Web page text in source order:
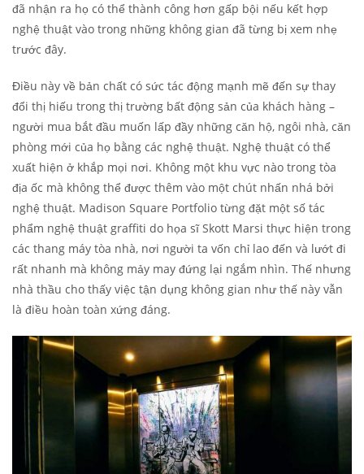
đã nhận ra họ có thể thành công hơn gấp bội nếu kết hợp
nghệ thuật vào trong những không gian đã từng bị xem nhẹ
trước đây.
Điều này về bản chất có sức tác động mạnh mẽ đến sự thay
đổi thị hiếu trong thị trường bất động sản của khách hàng –
người mua bắt đầu muốn lấp đầy những căn hộ, ngôi nhà, căn
phòng mới của họ bằng các nghệ thuật. Nghệ thuật có thể
xuất hiện ở khắp mọi nơi. Không một khu vực nào trong tòa
địa ốc mà không thể được thêm vào một chút nhấn nhá bởi
nghệ thuật. Madison Square Portfolio từng đặt một số tác
phẩm nghệ thuật graffiti do họa sĩ Skott Marsi thực hiện trong
các thang máy tòa nhà, nơi người ta vốn chỉ lao đến và lướt đi
rất nhanh mà không mảy may đứng lại ngắm nhìn. Thế nhưng
nhà thầu cho thấy việc tận dụng không gian như thế này vẫn
là điều hoàn toàn xứng đáng.